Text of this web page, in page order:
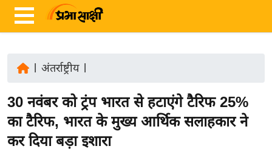
ज़ा
ख
र
अंतर्राष्ट्रीय|
30 नवंबर को ट्रंप भारत से हटाएंगे टैरिफ 25%
का टैरिफ, भारत के मुख्य आर्थिक सलाहकार ने
कर दिया बड़ा इशारा